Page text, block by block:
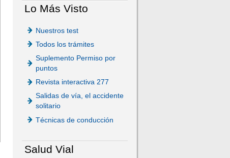
Lo Más Visto
Nuestros test
Todos los trámites
Suplemento Permiso por
puntos
Revista interactiva 277
Salidas de vía, el accidente
solitario
Técnicas de conducción
Salud Vial